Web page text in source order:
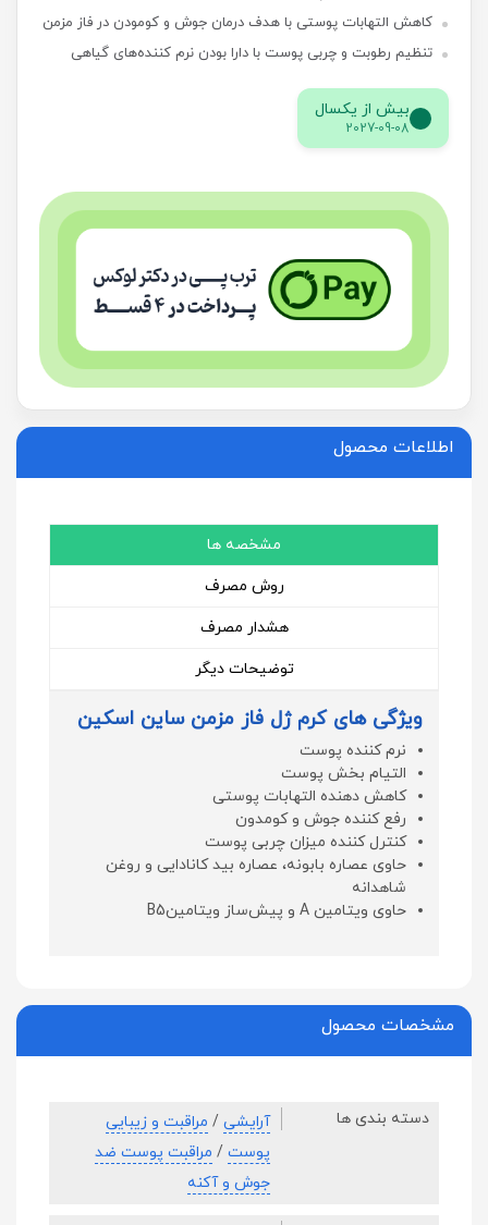
کاهش التهابات پوستی با هدف درمان جوش و کومودن در فاز مزمن
تنظیم رطوبت و چربی پوست با دارا بودن نرم کننده‌های گیاهی
بیش از یکسال
2027-09-08
اطلاعات محصول
مشخصه ها
روش مصرف
هشدار مصرف
توضیحات دیگر
ویژگی های کرم ژل فاز مزمن ساین اسکین
نرم کننده پوست
التیام بخش پوست
کاهش دهنده التهابات پوستی
رفع کننده جوش و کومدون
کنترل کننده میزان چربی پوست
حاوی عصاره بابونه، عصاره بید کانادایی و روغن
شاهدانه
حاوی ویتامین A و پیش‌ساز ویتامینB5
مشخصات محصول
دسته بندی ها آرایشی / مراقبت و زیبایی
پوست / مراقبت پوست ضد
جوش و آکنه